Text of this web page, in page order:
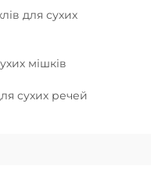
для сухих
мішків
сухих речей